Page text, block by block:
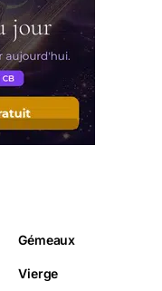
Gémeaux
Vierge